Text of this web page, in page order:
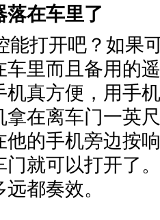
落在车里了
能打开吧？如果
车里而且备用的
机真方便，用手
拿在离车门一英
他的手机旁边按
门就可以打开了
都奏效。